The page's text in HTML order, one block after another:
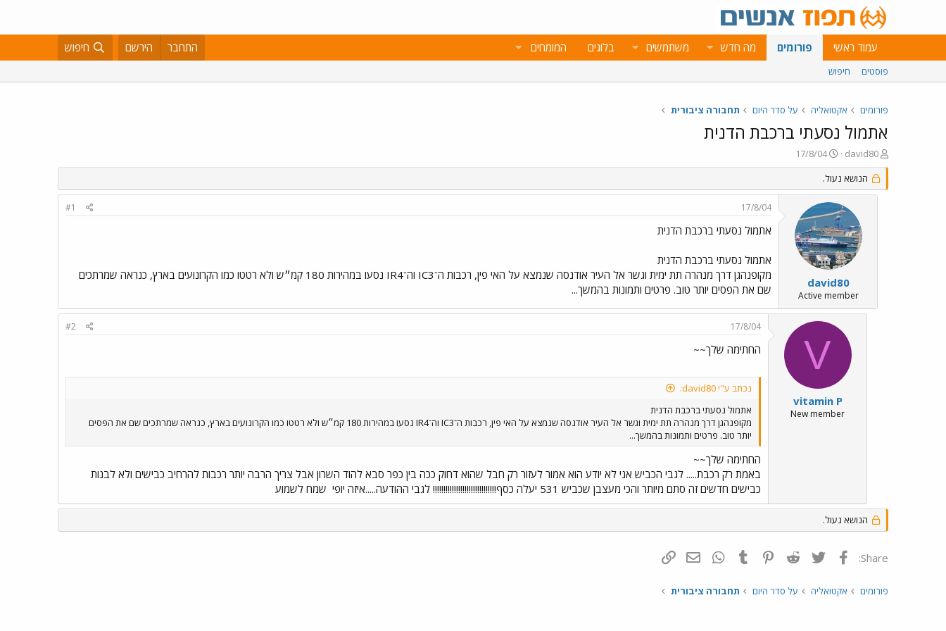
עמוד ראשי פורומים מה חדש משתמשים בלוגים המומחים התחבר הירשם חיפוש
פוסטים חיפוש
פורומים אקטואליה על סדר היום תחבורה ציבורית
אתמול נסעתי ברכבת הדנית
פ
ו
ת
ח
david80
פ
ו
ר
ס
ם
ב
ת
א
ר
י
ך
17/8/04
הנושא נעול.
david80
Active member
17/8/04
#1
אתמול נסעתי ברכבת הדנית
אתמול נסעתי ברכבת הדנית
מקופנהגן דרך מנהרה תת ימית וגשר אל העיר אודנסה שנמצא על האי פין, רכבות ה־IC3 וה־IR4 נסעו במהירות 180 קמ״ש ולא רטטו כמו הקרונועים בארץ, כנראה שמרתכים
שם את הפסים יותר טוב. פרטים ותמונות בהמשך...
V
vitamin P
New member
17/8/04
#2
החתימה שלך~~
נכתב ע"י david80:
אתמול נסעתי ברכבת הדנית
מקופנהגן דרך מנהרה תת ימית וגשר אל העיר אודנסה שנמצא על האי פין, רכבות ה־IC3 וה־IR4 נסעו במהירות 180 קמ״ש ולא רטטו כמו הקרונועים בארץ, כנראה שמרתכים שם את הפסים
יותר טוב. פרטים ותמונות בהמשך...
החתימה שלך~~
באמת רק רכבת..... לגבי הכביש אני לא יודע הוא אמור לעזור רק חבל שהוא דחוק ככה בין כפר סבא להוד השרון אבל צריך הרבה יותר רכבות להרחיב כבישים ולא לבנות
כבישים חדשים זה סתם מיותר והכי מעצבן שכביש 531 יעלה כסף!!!!!!!!!!!!!!!!!!!!!!!!!!!!!! לגבי ההודעה.....איזה יופי
שמח לשמוע
הנושא נעול.
Share: פייסבוק Twitter
Reddit
Pinterest
Tumblr
WhatsAppדואר אלקטרוני
פורומים אקטואליה על סדר היום תחבורה ציבורית